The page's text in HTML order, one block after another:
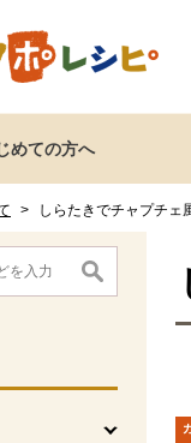
めての方へ
> しらたきでチャプチェ
ニューです。
こまで。